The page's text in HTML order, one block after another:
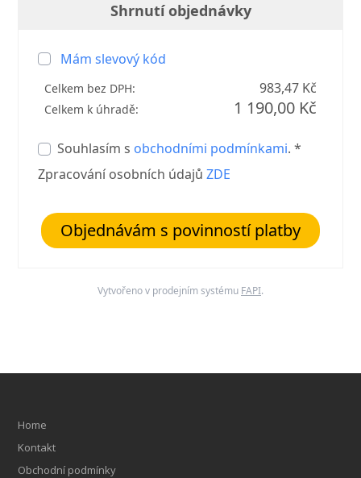
Shrnutí objednávky
Mám slevový kód
Celkem bez DPH: 983,47 Kč
Celkem k úhradě: 1 190,00 Kč
Souhlasím s obchodními podmínkami. *
Zpracování osobních údajůZDE
Objednávám s povinností platby
Vytvořeno v prodejním systému FAPI.
Home
Kontakt
Obchodní podmínky